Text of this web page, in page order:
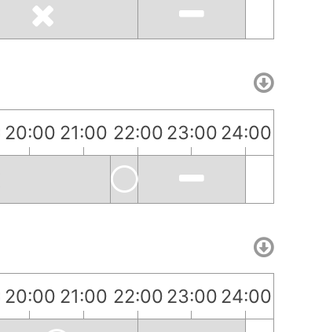
20:00 21:00 22:00 23:00 24:00
20:00 21:00 22:00 23:00 24:00